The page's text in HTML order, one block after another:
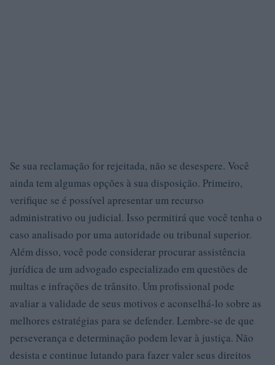
Se sua reclamação for rejeitada, não se desespere. Você
ainda tem algumas opções à sua disposição. Primeiro,
verifique se é possível apresentar um recurso
administrativo ou judicial. Isso permitirá que você tenha o
caso analisado por uma autoridade ou tribunal superior.
Além disso, você pode considerar procurar assistência
jurídica de um advogado especializado em questões de
multas e infrações de trânsito. Um profissional pode
avaliar a validade de seus motivos e aconselhá-lo sobre as
melhores estratégias para se defender. Lembre-se de que
perseverança e determinação podem levar à justiça. Não
desista e continue lutando para fazer valer seus direitos